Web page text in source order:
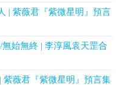
| 紫薇君『紫微星明』預言
始無終 | 李淳風袁天罡合
紫薇君『紫微星明』預言集